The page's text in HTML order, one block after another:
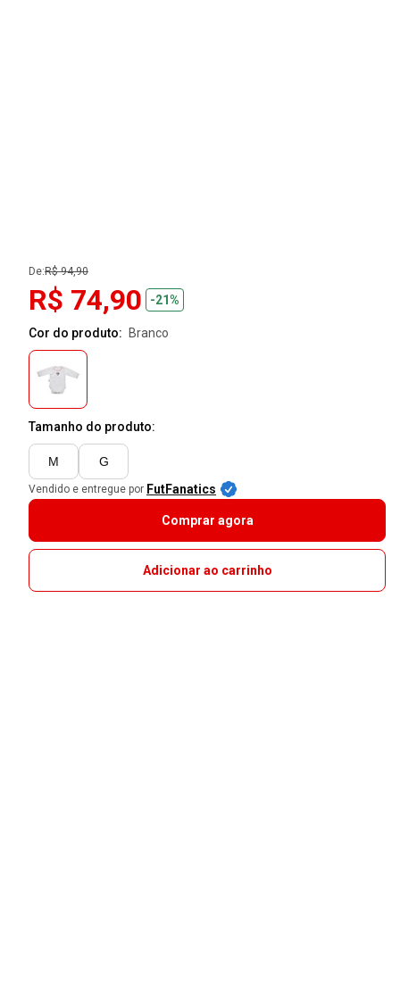
De:R$ 94,90
R$ 74,90 -21%
Cor do produto: branco
Tamanho do produto:
M G
Vendido e entregue por FutFanatics
Comprar agora
Adicionar ao carrinho